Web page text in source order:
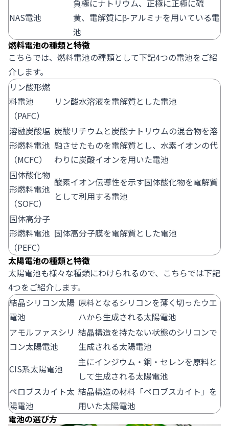
NAS電池
負極にナトリウム、正極に正極に硫
黄、電解質にβ-アルミナを用いている電
池
燃料電池の種類と特徴
こちらでは、燃料電池の種類として下記4つの電池をご紹
介します。
リン酸形燃
料電池
（PAFC）
リン酸水溶液を電解質とした電池
溶融炭酸塩
形燃料電池
（MCFC）
炭酸リチウムと炭酸ナトリウムの混合物を溶
融させたものを電解質とし、水素イオンの代
わりに炭酸イオンを用いた電池
固体酸化物
形燃料電池
（SOFC）
酸素イオン伝導性を示す固体酸化物を電解質
として利用する電池
固体高分子
形燃料電池
（PEFC）
固体高分子膜を電解質とした電池
太陽電池の種類と特徴
太陽電池も様々な種類にわけられるので、こちらでは下記
4つをご紹介します。
結晶シリコン太陽
電池
原料となるシリコンを薄く切ったウエ
ハから生成される太陽電池
アモルファスシリ
コン太陽電池
結晶構造を持たない状態のシリコンで
生成される太陽電池
CIS系太陽電池
主にインジウム・銅・セレンを原料と
して生成される太陽電池
ペロブスカイト太
陽電池
結晶構造の材料「ペロブスカイト」を
用いた太陽電池
電池の選び方